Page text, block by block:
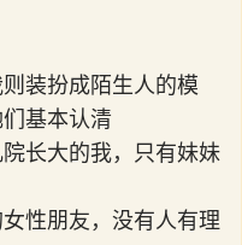
装扮成陌生人的模
基本认清
长大的我，只有妹妹
性朋友，没有人有理